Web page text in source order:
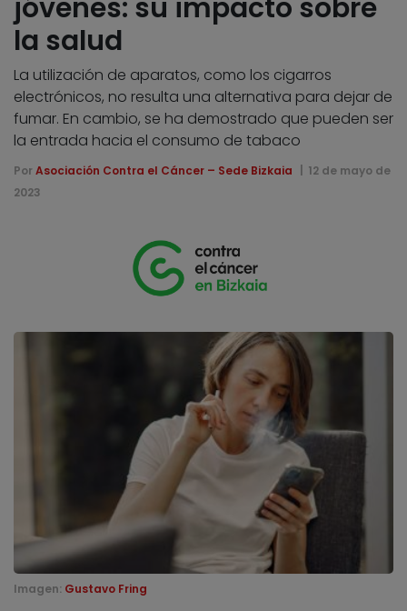
jóvenes: su impacto sobre
la salud
La utilización de aparatos, como los cigarros
electrónicos, no resulta una alternativa para dejar de
fumar. En cambio, se ha demostrado que pueden ser
la entrada hacia el consumo de tabaco
Por Asociación Contra el Cáncer – Sede Bizkaia
12 de mayo de
2023
Imagen: Gustavo Fring